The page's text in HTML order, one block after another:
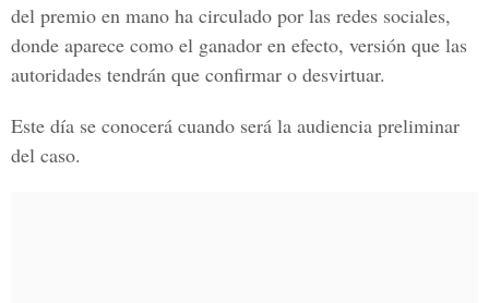
del premio en mano ha circulado por las redes sociales,
donde aparece como el ganador en efecto, versión que las
autoridades tendrán que confirmar o desvirtuar.
Este día se conocerá cuando será la audiencia preliminar
del caso.